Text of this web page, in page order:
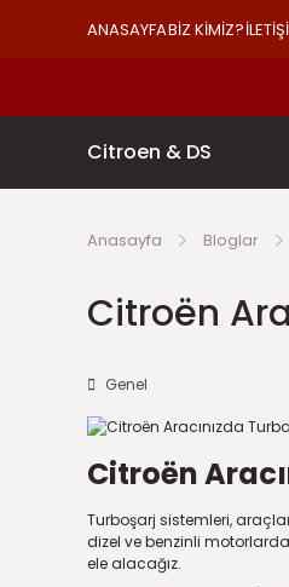
ANASAYFABİZ KİMİZ?
Citroen & DS
Anasayfa Bloglar
Citroën
Genel
Citroën
Turboşarj sistemleri,
dizel ve benzinli
ele alacağız.